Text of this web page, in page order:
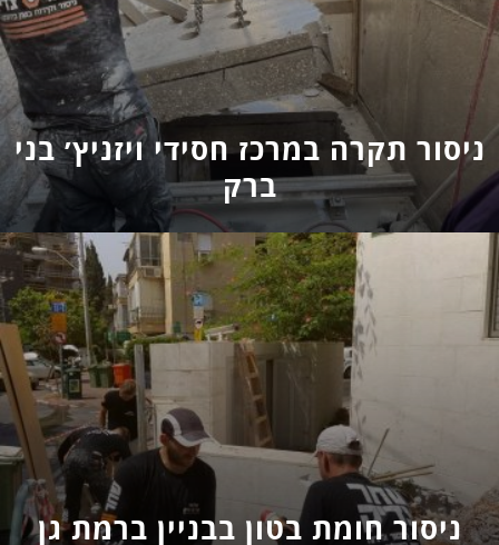
ניסור תקרה במרכז חסידי ויזניץ׳ בני
ברק
ניסור חומת בטון בבניין ברמת גן